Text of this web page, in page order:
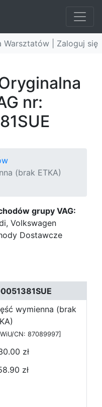
Warsztatów | Zaloguj się
nr:
(brak ETKA)
grupy VAG:
Volkswagen
Dostawcze
wymienna (brak
CN: 87089997]
zł
zł